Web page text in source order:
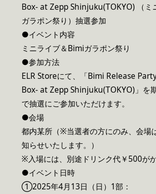
Box- at Zepp Shinjuku(TOKYO) （ミ
ガラポン祭り）抽選参加
●イベント内容
ミニライブ＆Bimiガラポン祭り
●参加方法
ELR Storeにて、「Bimi Release
Box- at Zepp Shinjuku(TOKYO)」を
で抽選にご参加いただけます。
●会場
都内某所（※当選者の方にのみ、会場
知らせいたします。）
※入場には、別途ドリンク代￥500がか
●イベント日時
①2025年4月13日（日）1部：